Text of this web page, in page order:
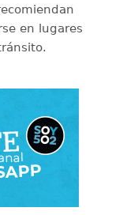
en lugares